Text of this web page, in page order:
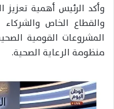
وأكد الرئيس أهمية تعزيز
والقطاع الخاص
المشروعات القومية
منظومة الرعاية الصحية.